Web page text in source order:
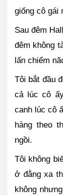
giống cô gái
Sau đêm
đêm không
lấn chiếm
Tôi bắt đầu
cả lúc cô
canh lúc cô
hàng theo
ngồi.
Tôi không
ở đằng xa
không